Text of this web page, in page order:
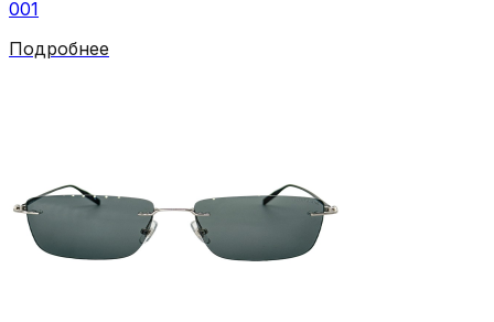
001
Подробнее